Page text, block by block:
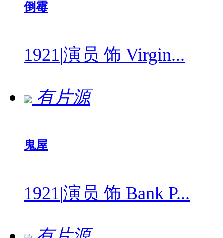
倒霉
1921|演员 饰 Virgin...
有片源
鬼屋
1921|演员 饰 Bank P...